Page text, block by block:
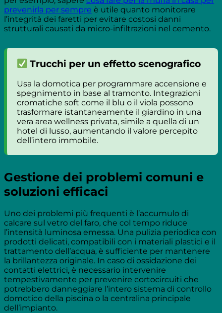
prevenirla per sempre è utile quanto monitorare
l’integrità dei faretti per evitare costosi danni
strutturali causati da micro-infiltrazioni nel cemento.
Trucchi per un effetto scenografico
Usa la domotica per programmare accensione e
spegnimento in base al tramonto. Integrazioni
cromatiche soft come il blu o il viola possono
trasformare istantaneamente il giardino in una
vera area wellness privata, simile a quella di un
hotel di lusso, aumentando il valore percepito
dell’intero immobile.
Gestione dei problemi comuni e
soluzioni efficaci
Uno dei problemi più frequenti è l’accumulo di
calcare sul vetro del faro, che col tempo riduce
l’intensità luminosa emessa. Una pulizia periodica con
prodotti delicati, compatibili con i materiali plastici e il
trattamento dell’acqua, è sufficiente per mantenere
la brillantezza originale. In caso di ossidazione dei
contatti elettrici, è necessario intervenire
tempestivamente per prevenire cortocircuiti che
potrebbero danneggiare l’intero sistema di controllo
domotico della piscina o la centralina principale
dell’impianto.